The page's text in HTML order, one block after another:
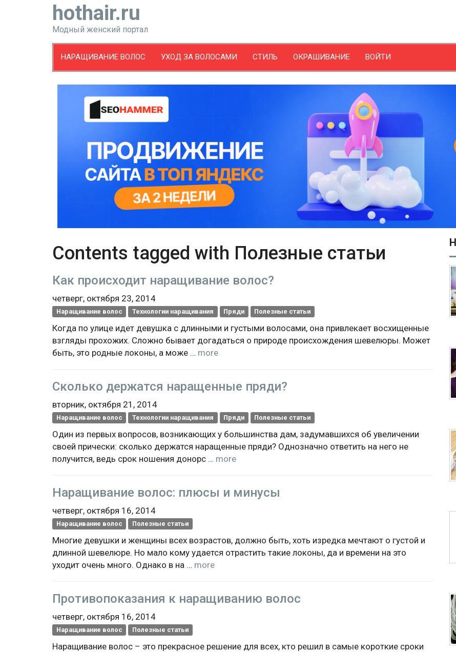
hothair.ru
Модный женский портал
НАРАЩИВАНИЕ ВОЛОС УХОД ЗА ВОЛОСАМИ СТИЛЬ ОКРАШИВАНИЕ ВОЙТИ
Contents tagged with Полезные статьи
Как происходит наращивание волос?
четверг, октября 23, 2014
Наращивание волос Технологии наращивания Пряди Полезные статьи
Когда по улице идет девушка с длинными и густыми волосами, она привлекает восхищенные
взгляды прохожих. Сложно бывает догадаться о природе происхождения шевелюры. Может
быть, это родные локоны, а може … more
Сколько держатся наращенные пряди?
вторник, октября 21, 2014
Наращивание волос Технологии наращивания Пряди Полезные статьи
Один из первых вопросов, возникающих у большинства дам, задумавшихся об увеличении
своей прически: сколько держатся наращенные пряди? Однозначно ответить на него не
получится, ведь срок ношения донорс … more
Наращивание волос: плюсы и минусы
четверг, октября 16, 2014
Наращивание волос Полезные статьи
Многие девушки и женщины всех возрастов, должно быть, хоть изредка мечтают о густой и
длинной шевелюре. Но мало кому удается отрастить такие локоны, да и времени на это
уходит очень много. Однако в на … more
Противопоказания к наращиванию волос
четверг, октября 16, 2014
Наращивание волос Полезные статьи
Наращивание волос – это прекрасное решение для всех, кто решил в самые короткие сроки